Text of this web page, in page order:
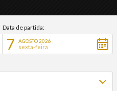
Data de partida:
7 AGOSTO 2026
sexta-feira